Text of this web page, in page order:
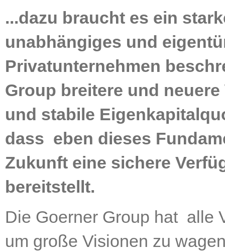
...dazu braucht es ein
unabhängiges und
Privatunternehmen
Group breitere und neuere
und stabile
dass eben dieses
Zukunft eine sichere
bereitstellt.
Die Goerner Group hat alle
um große Visionen zu